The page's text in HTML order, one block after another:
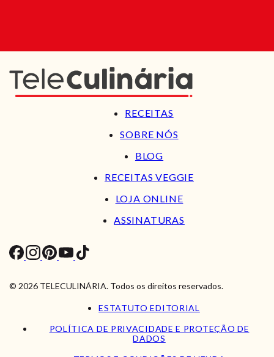
RECEITAS
SOBRE NÓS
BLOG
RECEITAS VEGGIE
LOJA ONLINE
ASSINATURAS
© 2026 TELECULINÁRIA. Todos os direitos reservados.
ESTATUTO EDITORIAL
POLÍTICA DE PRIVACIDADE E PROTEÇÃO DE
DADOS